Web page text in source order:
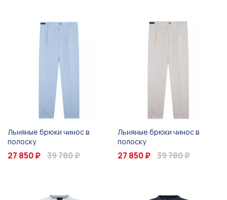
Льняные брюки чинос в
полоску
27 850 ₽ 39 780 ₽
Льняные брюки чинос в
полоску
27 850 ₽ 39 780 ₽